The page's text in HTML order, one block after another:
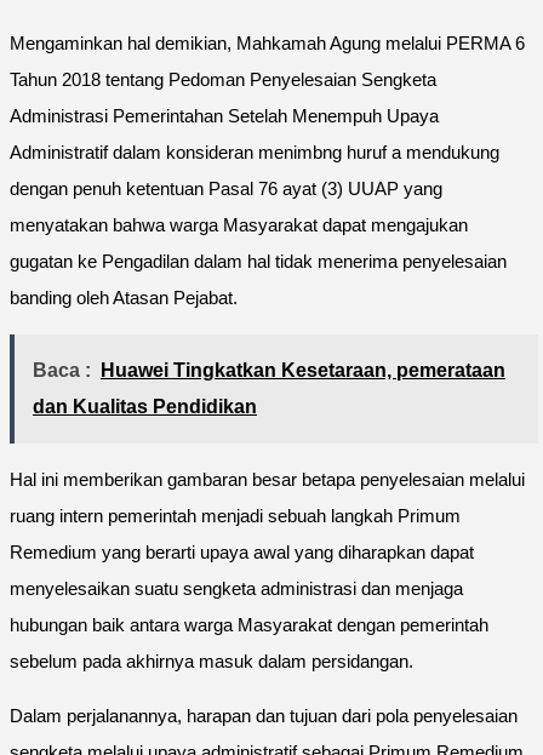
Mengaminkan hal demikian, Mahkamah Agung melalui PERMA 6
Tahun 2018 tentang Pedoman Penyelesaian Sengketa
Administrasi Pemerintahan Setelah Menempuh Upaya
Administratif dalam konsideran menimbng huruf a mendukung
dengan penuh ketentuan Pasal 76 ayat (3) UUAP yang
menyatakan bahwa warga Masyarakat dapat mengajukan
gugatan ke Pengadilan dalam hal tidak menerima penyelesaian
banding oleh Atasan Pejabat.
Baca :
Huawei Tingkatkan Kesetaraan, pemerataan
dan Kualitas Pendidikan
Hal ini memberikan gambaran besar betapa penyelesaian melalui
ruang intern pemerintah menjadi sebuah langkah Primum
Remedium yang berarti upaya awal yang diharapkan dapat
menyelesaikan suatu sengketa administrasi dan menjaga
hubungan baik antara warga Masyarakat dengan pemerintah
sebelum pada akhirnya masuk dalam persidangan.
Dalam perjalanannya, harapan dan tujuan dari pola penyelesaian